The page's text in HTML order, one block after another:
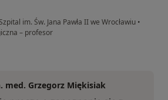
im. Św. Jana Pawła II we Wrocławiu •
– profesor
med. Grzegorz Miękisiak